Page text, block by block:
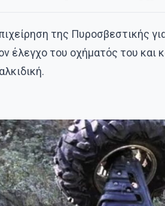
της Πυροσβεστικής
έλεγχο του οχήματός του και